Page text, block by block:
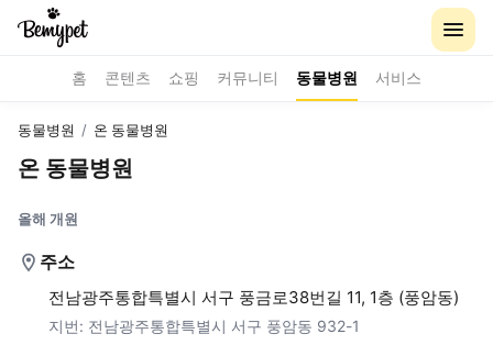
홈 콘텐츠 쇼핑 커뮤니티 동물병원 서비스
동물병원 / 온 동물병원
온 동물병원
올해 개원
주소
전남광주통합특별시 서구 풍금로38번길 11, 1층 (풍암동)
지번: 전남광주통합특별시 서구 풍암동 932-1